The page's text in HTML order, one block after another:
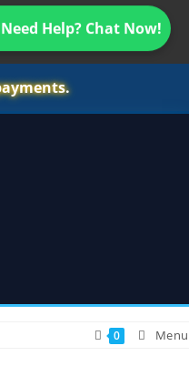
Need Help? Chat Now!
0 Menu